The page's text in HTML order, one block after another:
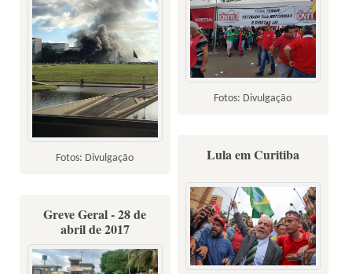
Fotos: Divulgação
Fotos: Divulgação
Lula em Curitiba
Greve Geral - 28 de
abril de 2017